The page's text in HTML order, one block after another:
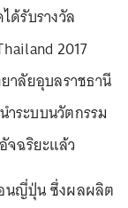
ด้รับรางวัล
2017
าลัยอุบลราชธานี
ระบบนวัตกรรม
จฉริยะแล้ว
นญี่ปุ่น ซึ่งผลผลิต